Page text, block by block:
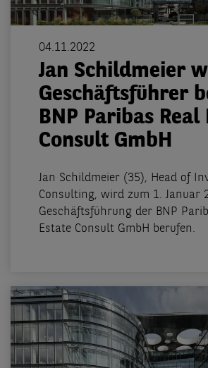
04.11.2022
Jan Schildmeier
Geschäftsführer
BNP Paribas Real
Consult GmbH
Jan Schildmeier (35), Head of
Consulting, wird zum 1. Januar
Geschäftsführung der BNP
Estate Consult GmbH berufen.